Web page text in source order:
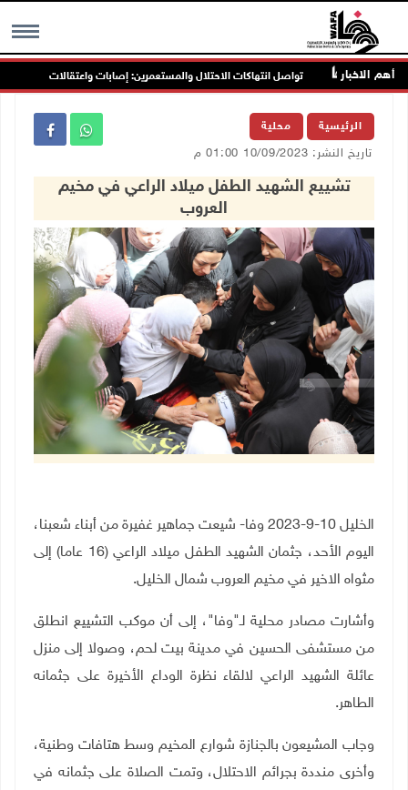
MENU أهم الاخبار تواصل انتهاكات الاحتلال والمستعمرين: إصابات واعتقالات واقتحامات
الرئيسية محلية
تاريخ النشر: 10/09/2023 01:00 م
تشييع الشهيد الطفل ميلاد الراعي في مخيم
العروب
الخليل 10-9-2023 وفا- شيعت جماهير غفيرة من أبناء شعبنا،
اليوم الأحد، جثمان الشهيد الطفل ميلاد الراعي (16 عاما) إلى
مثواه الاخير في مخيم العروب شمال الخليل.
وأشارت مصادر محلية لـ"وفا"، إلى أن موكب التشييع انطلق
من مستشفى الحسين في مدينة بيت لحم، وصولا إلى منزل
عائلة الشهيد الراعي لالقاء نظرة الوداع الأخيرة على جثمانه
الطاهر.
وجاب المشيعون بالجنازة شوارع المخيم وسط هتافات وطنية،
وأخرى منددة بجرائم الاحتلال، وتمت الصلاة على جثمانه في